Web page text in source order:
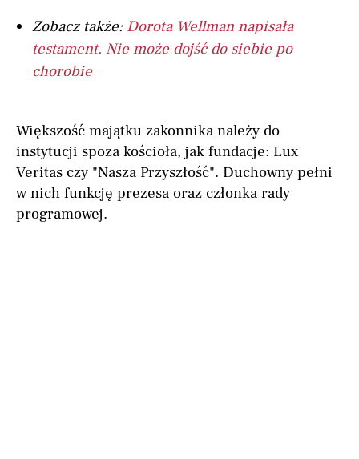
Zobacz także: Dorota Wellman napisała
testament. Nie może dojść do siebie po
chorobie
Większość majątku zakonnika należy do
instytucji spoza kościoła, jak fundacje: Lux
Veritas czy "Nasza Przyszłość". Duchowny pełni
w nich funkcję prezesa oraz członka rady
programowej.